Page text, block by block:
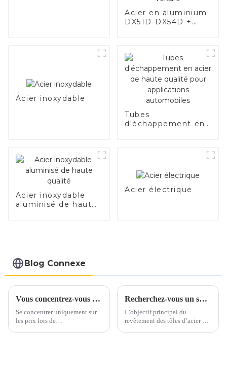
Acier en aluminium
DX51D-DX54D +
en acier en
aluminium utilisés
pour le tuyau
d'échappement de
voiture
Acier inoxydable
Tubes
d'échappement en
Acier inoxydable
aluminisé de haute
Acier électrique
Blog Connexe
Vous concentrez-vous uniquement sur les prix lorsque vous vous approvisionnez en acier inoxydable ?
Se concentrer uniquement sur
les prix lors de
Recherchez-vous un substitut à l’acier inoxydable et à l’aluminium ?
L’objectif principal du
revêtement des tôles d’acier est